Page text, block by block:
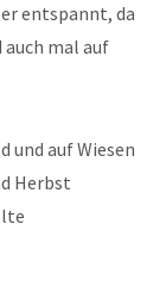
entspannt, da
mal auf
und auf Wiesen
Herbst